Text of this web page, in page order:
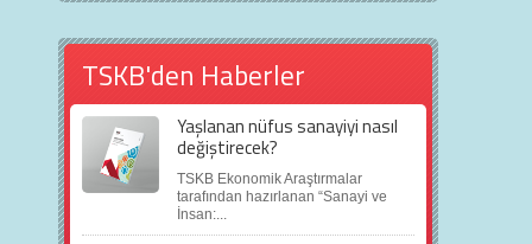
TSKB'den Haberler
Yaşlanan nüfus sanayiyi nasıl
değiştirecek?
TSKB Ekonomik Araştırmalar
tarafından hazırlanan “Sanayi ve
İnsan:...